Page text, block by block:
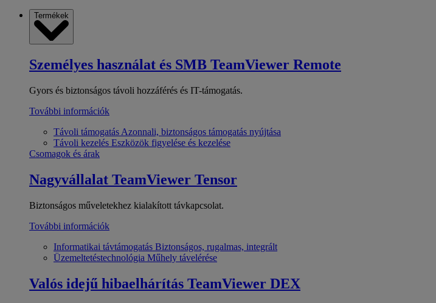
Termékek
Személyes használat és SMB TeamViewer Remote
Gyors és biztonságos távoli hozzáférés és IT-támogatás.
További információk
Távoli támogatás Azonnali, biztonságos támogatás nyújtása
Távoli kezelés Eszközök figyelése és kezelése
Csomagok és árak
Nagyvállalat TeamViewer Tensor
Biztonságos műveletekhez kialakított távkapcsolat.
További információk
Informatikai távtámogatás Biztonságos, rugalmas, integrált
Üzemeltetéstechnológia Műhely távelérése
Valós idejű hibaelhárítás TeamViewer DEX